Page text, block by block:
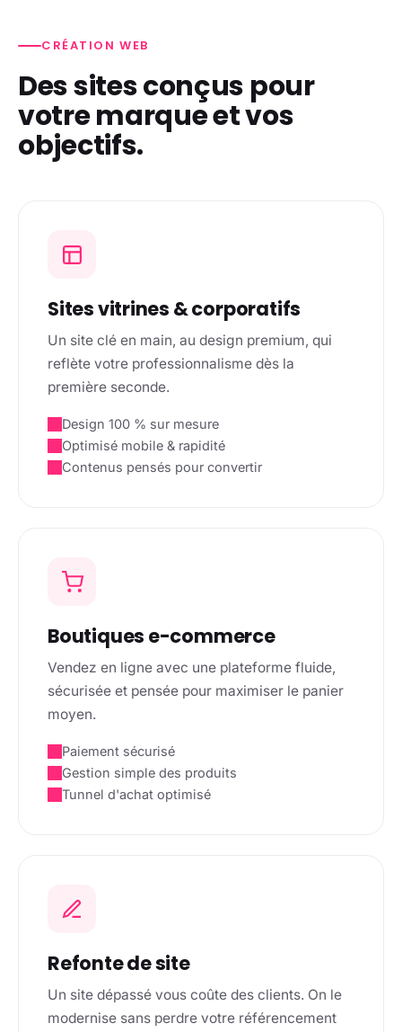
CRÉATION WEB
Des sites conçus pour
votre marque et vos
objectifs.
Sites vitrines & corporatifs
Un site clé en main, au design premium, qui
reflète votre professionnalisme dès la
première seconde.
Design 100 % sur mesure
Optimisé mobile & rapidité
Contenus pensés pour convertir
Boutiques e-commerce
Vendez en ligne avec une plateforme fluide,
sécurisée et pensée pour maximiser le panier
moyen.
Paiement sécurisé
Gestion simple des produits
Tunnel d'achat optimisé
Refonte de site
Un site dépassé vous coûte des clients. On le
modernise sans perdre votre référencement